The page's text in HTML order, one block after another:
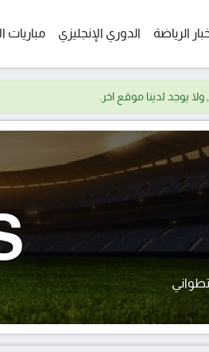
الرياضة الدوري الإنجليزي